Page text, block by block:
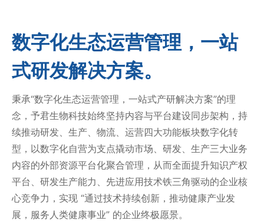
数字化生态运营管理，一站
式研发解决方案。
秉承“数字化生态运营管理，一站式产研解决方案”的理
念，予君生物科技始终坚持内容与平台建设同步架构，持
续推动研发、生产、物流、运营四大功能板块数字化转
型，以数字化自营为支点撬动市场、研发、生产三大业务
内容的外部资源平台化聚合管理，从而全面提升知识产权
平台、研发生产能力、先进应用技术铁三角驱动的企业核
心竞争力，实现 “通过技术持续创新，推动健康产业发
展，服务人类健康事业” 的企业终极愿景。